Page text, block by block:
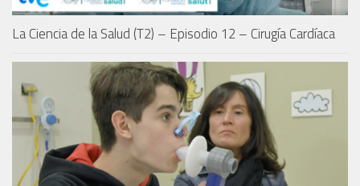
La Ciencia de la Salud (T2) – Episodio 12 – Cirugía Cardíaca